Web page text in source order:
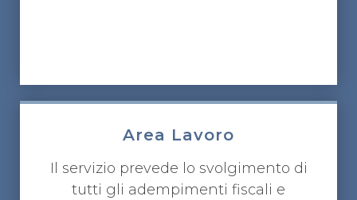
Area Lavoro
Il servizio prevede lo svolgimento di
tutti gli adempimenti fiscali e